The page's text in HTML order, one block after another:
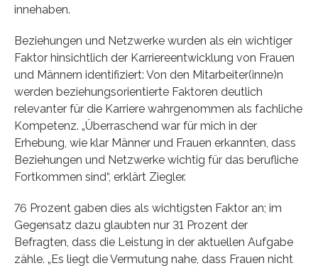
innehaben.
Beziehungen und Netzwerke wurden als ein wichtiger
Faktor hinsichtlich der Karriereentwicklung von Frauen
und Männern identifiziert: Von den Mitarbeiter(inne)n
werden beziehungsorientierte Faktoren deutlich
relevanter für die Karriere wahrgenommen als fachliche
Kompetenz. „Überraschend war für mich in der
Erhebung, wie klar Männer und Frauen erkannten, dass
Beziehungen und Netzwerke wichtig für das berufliche
Fortkommen sind“, erklärt Ziegler.
76 Prozent gaben dies als wichtigsten Faktor an; im
Gegensatz dazu glaubten nur 31 Prozent der
Befragten, dass die Leistung in der aktuellen Aufgabe
zähle. „Es liegt die Vermutung nahe, dass Frauen nicht